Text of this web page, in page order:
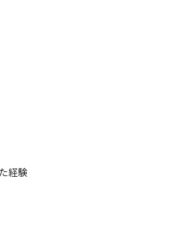
）
応のコントロールを担当）
経験